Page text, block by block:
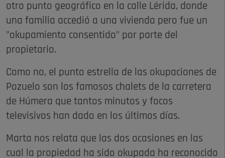
otro punto geográfico en la calle Lérida, donde
una familia accedió a una vivienda pero fue un
"okupamiento consentido" por parte del
propietario.
Como no, el punto estrella de las okupaciones de
Pozuelo son los famosos chalets de la carretera
de Húmera que tantos minutos y focos
televisivos han dado en los últimos días.
Marta nos relata que las dos ocasiones en las
cual la propiedad ha sido okupada ha reconocido